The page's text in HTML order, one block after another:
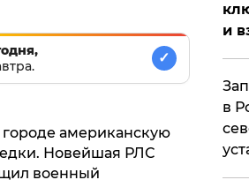
✓
американскую
Новейшая РЛС
военный
и
в